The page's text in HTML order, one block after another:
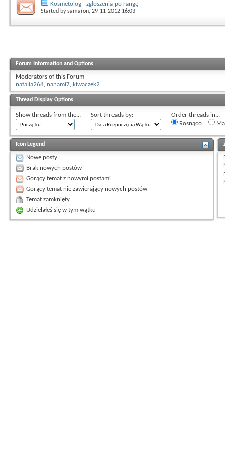
Kosmetolog - zgłoszenia po rangę
Started bysamaron, 29-11-2012 16:03
Forum Information and Options
Moderators of this Forum
natalia268, nanami7, kiwaczek2
Thread Display Options
Show threads from the... Sort threads by:
Order threads in...
Rosnąco
Icon Legend
Nowe posty
Brak nowych postów
Gorący temat z nowymi postami
Gorący temat nie zawierający nowych postów
Temat zamknięty
Udzielałeś się w tym wątku